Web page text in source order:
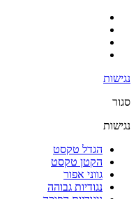
נגישות
סגור
נגישות
הגדל טקסט
הקטן טקסט
גווני אפור
נגודיות גבוהה